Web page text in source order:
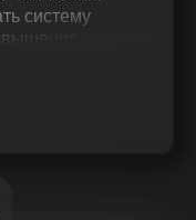
систему
150 лс,
1 и stage 2),
2), системы